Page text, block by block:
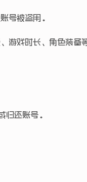
号被盗用。
游戏时长、角色装备
还账号。